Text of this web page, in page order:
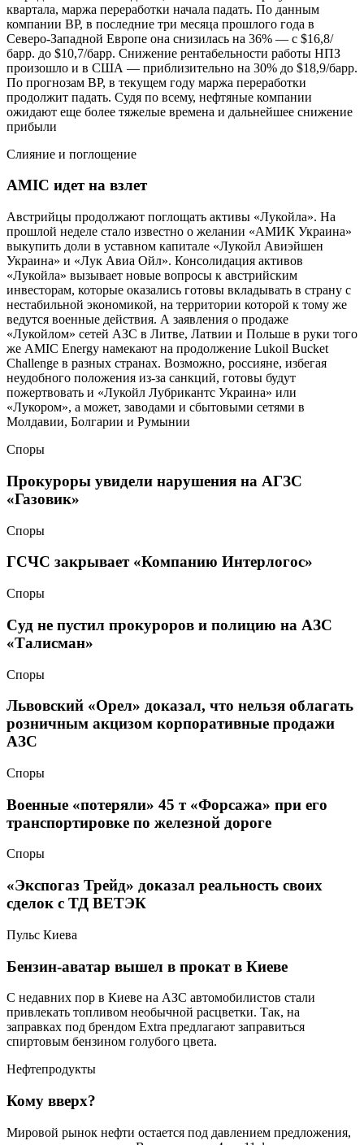
квартала, маржа переработки начала падать. По данным
компании ВР, в последние три месяца прошлого года в
Северо-Западной Европе она снизилась на 36% — с $16,8/
барр. до $10,7/барр. Снижение рентабельности работы НПЗ
произошло и в США — приблизительно на 30% до $18,9/барр.
По прогнозам ВР, в текущем году маржа переработки
продолжит падать. Судя по всему, нефтяные компании
ожидают еще более тяжелые времена и дальнейшее снижение
прибыли
Слияние и поглощение
AMIC идет на взлет
Австрийцы продолжают поглощать активы «Лукойла». На
прошлой неделе стало известно о желании «АМИК Украина»
выкупить доли в уставном капитале «Лукойл Авиэйшен
Украина» и «Лук Авиа Ойл». Консолидация активов
«Лукойла» вызывает новые вопросы к австрийским
инвесторам, которые оказались готовы вкладывать в страну с
нестабильной экономикой, на территории которой к тому же
ведутся военные действия. А заявления о продаже
«Лукойлом» сетей АЗС в Литве, Латвии и Польше в руки того
же AMIC Energy намекают на продолжение Lukoil Bucket
Challenge в разных странах. Возможно, россияне, избегая
неудобного положения из-за санкций, готовы будут
пожертвовать и «Лукойл Лубрикантс Украина» или
«Лукором», а может, заводами и сбытовыми сетями в
Молдавии, Болгарии и Румынии
Споры
Прокуроры увидели нарушения на АГЗС
«Газовик»
Споры
ГСЧС закрывает «Компанию Интерлогос»
Споры
Суд не пустил прокуроров и полицию на АЗС
«Талисман»
Споры
Львовский «Орел» доказал, что нельзя облагать
розничным акцизом корпоративные продажи
АЗС
Споры
Военные «потеряли» 45 т «Форсажа» при его
транспортировке по железной дороге
Споры
«Экспогаз Трейд» доказал реальность своих
сделок с ТД ВЕТЭК
Пульс Киева
Бензин-аватар вышел в прокат в Киеве
С недавних пор в Киеве на АЗС автомобилистов стали
привлекать топливом необычной расцветки. Так, на
заправках под брендом Extra предлагают заправиться
спиртовым бензином голубого цвета.
Нефтепродукты
Кому вверх?
Мировой рынок нефти остается под давлением предложения,